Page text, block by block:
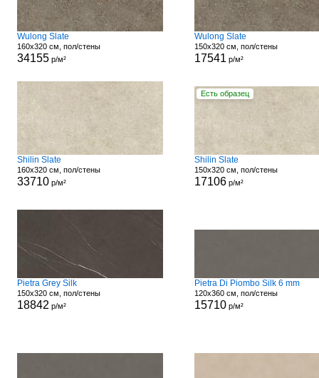
Wulong Slate
160x320 см, пол/стены
34155р/м²
Wulong Slate
150x320 см, пол/стены
17541 р/м²
Shilin Slate
160x320 см, пол/стены
33710р/м²
Есть образец
Shilin Slate
150x320 см, пол/стены
17106р/м²
Pietra Grey Silk
150x320 см, пол/стены
18842 р/м²
Pietra Di Piombo Silk 6 mm
120x360 см, пол/стены
15710р/м²